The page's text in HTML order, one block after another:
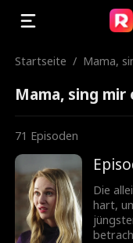
Startseite / Mama,
Mama, sing mir
71 Episoden
Die
hart,